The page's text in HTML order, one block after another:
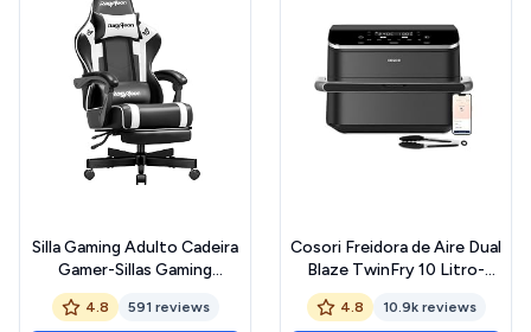
Silla Gaming Adulto Cadeira
Gamer-Sillas Gaming
Ergonómica
Reposacabezas y Soporte
4.8 591 reviews
Cosori Freidora de Aire Dual
Blaze TwinFry 10 Litro-
True Metal-Doble
Resistencia 2800 W (35–
4.8 10.9k reviews